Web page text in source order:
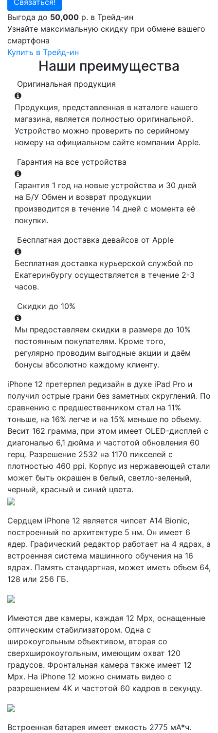
Выгода до 50,000 р. в Трейд-ин
Узнайте максимальную скидку при обмене вашего
смартфона
Купить в Трейд-ин
Наши преимущества
Оригинальная продукция
Продукция, представленная в каталоге нашего
магазина, является полностью оригинальной.
Устройство можно проверить по серийному
номеру на официальном сайте компании Apple.
Гарантия на все устройства
Гарантия 1 год на новые устройства и 30 дней
на Б/У Обмен и возврат продукции
производится в течение 14 дней с момента её
покупки.
Бесплатная доставка девайсов от Apple
Бесплатная доставка курьерской службой по
Екатеринбургу осуществляется в течение 2-3
часов.
Скидки до 10%
Мы предоставляем скидки в размере до 10%
постоянным покупателям. Кроме того,
регулярно проводим выгодные акции и даём
бонусы абсолютно каждому клиенту.
iPhone 12 претерпел редизайн в духе iPad Pro и
получил острые грани без заметных скруглений. По
сравнению с предшественником стал на 11%
тоньше, на 16% легче и на 15% меньше по объему.
Весит 162 грамма, при этом имеет OLED-дисплей с
диагональю 6,1 дюйма и частотой обновления 60
герц. Разрешение 2532 на 1170 пикселей с
плотностью 460 ppi. Корпус из нержавеющей стали
может быть окрашен в белый, светло-зеленый,
черный, красный и синий цвета.
Сердцем iPhone 12 является чипсет A14 Bionic,
построенный по архитектуре 5 нм. Он имеет 6
ядер. Графический редактор работает на 4 ядрах, а
встроенная система машинного обучения на 16
ядрах. Память стандартная, может иметь объем 64,
128 или 256 ГБ.
Имеются две камеры, каждая 12 Mpx, оснащенные
оптическим стабилизатором. Одна с
широкоугольным объективом, вторая со
сверхширокоугольным, имеющим охват 120
градусов. Фронтальная камера также имеет 12
Mpx. На iPhone 12 можно снимать видео с
разрешением 4К и частотой 60 кадров в секунду.
Встроенная батарея имеет емкость 2775 мА*ч.